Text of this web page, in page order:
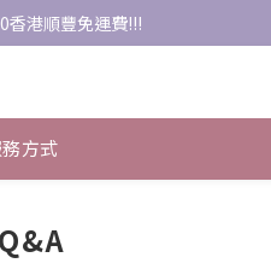
香港順豐免運費!!!
方式
Q&A